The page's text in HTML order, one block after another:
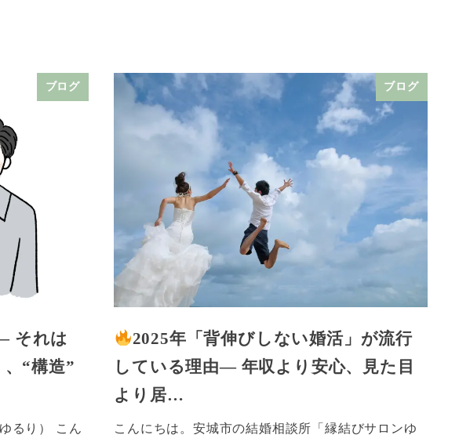
ブログ
それは
“構造”
るり） こん
ブログ
2025年「背伸びしない婚活」が流行
している理由― 年収より安心、見た目
より居…
こんにちは。安城市の結婚相談所「縁結びサロンゆ